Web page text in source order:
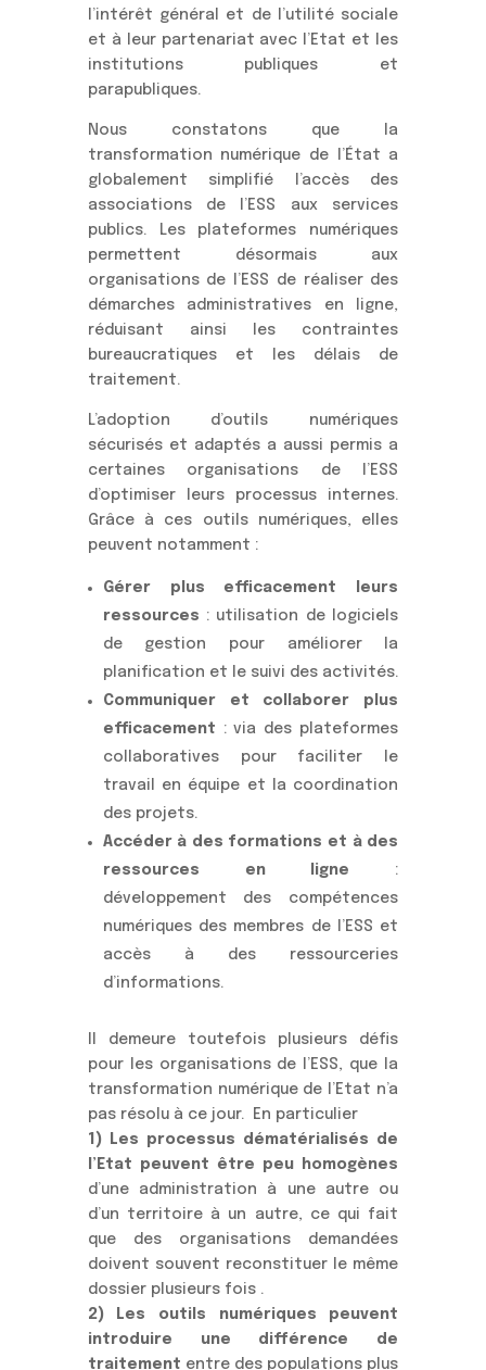
l’intérêt général et de l’utilité sociale
et à leur partenariat avec l’Etat et les
institutions publiques et
parapubliques.
Nous constatons que la
transformation numérique de l’État a
globalement simplifié l’accès des
associations de l’ESS aux services
publics. Les plateformes numériques
permettent désormais aux
organisations de l’ESS de réaliser des
démarches administratives en ligne,
réduisant ainsi les contraintes
bureaucratiques et les délais de
traitement.
L’adoption d’outils numériques
sécurisés et adaptés a aussi permis a
certaines organisations de l’ESS
d’optimiser leurs processus internes.
Grâce à ces outils numériques, elles
peuvent notamment :
Gérer plus efficacement leurs
ressources : utilisation de logiciels
de gestion pour améliorer la
planification et le suivi des activités.
Communiquer et collaborer plus
efficacement : via des plateformes
collaboratives pour faciliter le
travail en équipe et la coordination
des projets.
Accéder à des formations et à des
ressources en ligne
:
développement des compétences
numériques des membres de l’ESS et
accès à des ressourceries
d’informations.
Il demeure toutefois plusieurs défis
pour les organisations de l’ESS, que la
transformation numérique de l’Etat n’a
pas résolu à ce jour. En particulier
1) Les processus dématérialisés de
l’Etat peuvent être peu homogènes
d’une administration à une autre ou
d’un territoire à un autre, ce qui fait
que des organisations demandées
doivent souvent reconstituer le même
dossier plusieurs fois .
2) Les outils numériques peuvent
introduire une différence de
traitement entre des populations plus